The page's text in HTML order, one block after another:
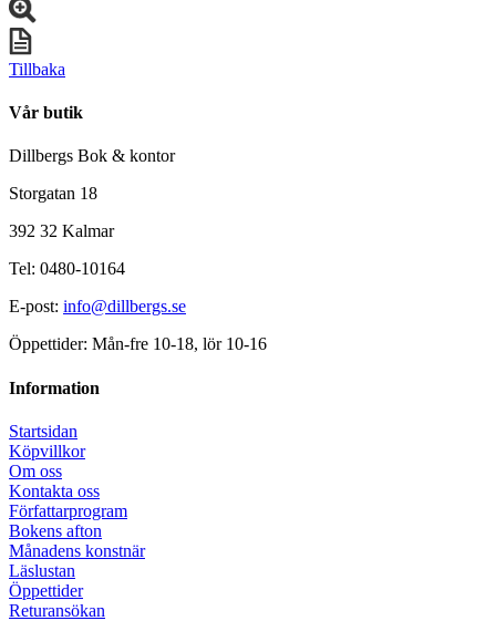
Tillbaka
Vår butik
Dillbergs Bok & kontor
Storgatan 18
392 32 Kalmar
Tel: 0480-10164
E-post: info@dillbergs.se
Öppettider: Mån-fre 10-18, lör 10-16
Information
Startsidan
Köpvillkor
Om oss
Kontakta oss
Författarprogram
Bokens afton
Månadens konstnär
Läslustan
Öppettider
Returansökan